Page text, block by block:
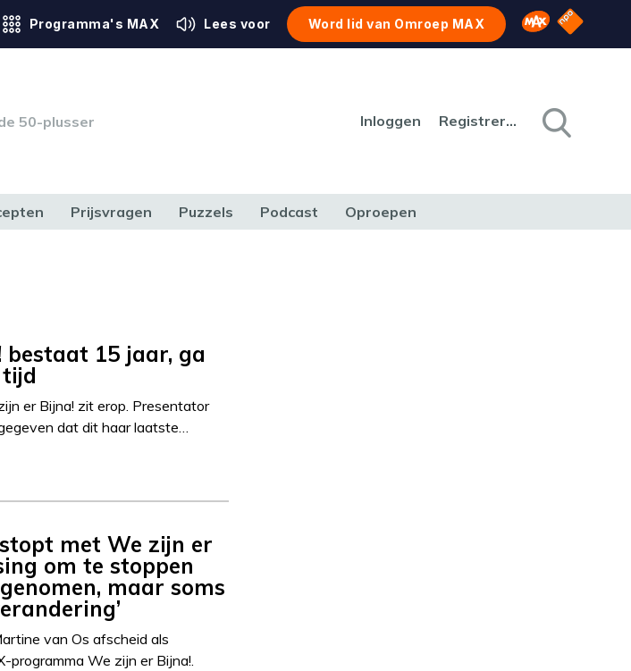
Programma's MAX Lees voor Word lid van Omroep MAX Omroep MAX
NPO
50-plusser Inloggen Registreren
Prijsvragen Puzzels Podcast Oproepen
15 jaar, ga
er Bijna! zit erop. Presentator
dat dit haar laatste…
met We zijn er
om te stoppen
maar soms
van Os afscheid als
We zijn er Bijna!.